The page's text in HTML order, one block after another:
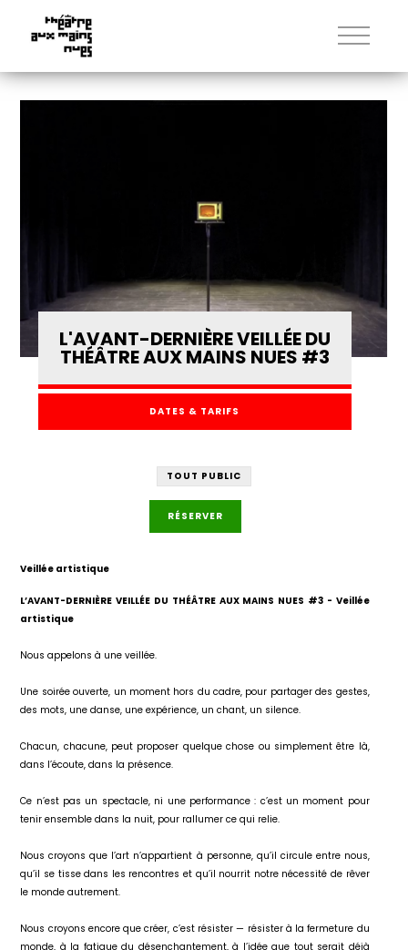
L'AVANT-DERNIÈRE VEILLÉE DU
THÉÂTRE AUX MAINS NUES #3
DATES & TARIFS
TOUT PUBLIC
RÉSERVER
Veillée artistique
L’AVANT-DERNIÈRE VEILLÉE DU THÉÂTRE AUX MAINS NUES #3 - Veillée
artistique
Nous appelons à une veillée.
Une soirée ouverte, un moment hors du cadre, pour partager des gestes,
des mots, une danse, une expérience, un chant, un silence.
Chacun, chacune, peut proposer quelque chose ou simplement être là,
dans l’écoute, dans la présence.
Ce n’est pas un spectacle, ni une performance : c’est un moment pour
tenir ensemble dans la nuit, pour rallumer ce qui relie.
Nous croyons que l’art n’appartient à personne, qu’il circule entre nous,
qu’il se tisse dans les rencontres et qu’il nourrit notre nécessité de rêver
le monde autrement.
Nous croyons encore que créer, c’est résister — résister à la fermeture du
monde, à la fatigue du désenchantement, à l’idée que tout serait déjà